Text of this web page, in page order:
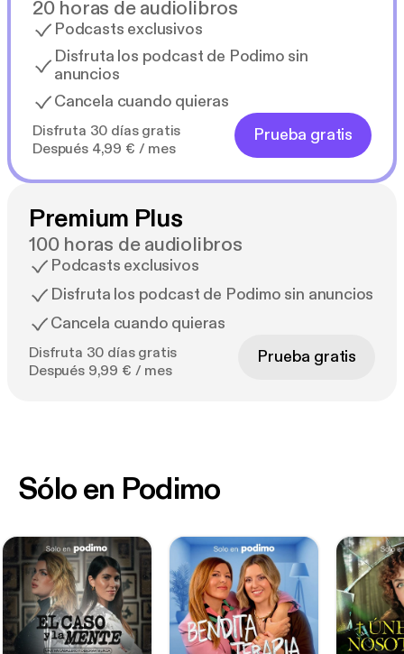
20 horas de audiolibros
Podcasts exclusivos
Disfruta los podcast de Podimo sin
anuncios
Cancela cuando quieras
Disfruta 30 días gratis
Después 4,99 € / mes
Prueba gratis
Premium Plus
100 horas de audiolibros
Podcasts exclusivos
Disfruta los podcast de Podimo sin anuncios
Cancela cuando quieras
Disfruta 30 días gratis
Después 9,99 € / mes
Prueba gratis
Sólo en Podimo